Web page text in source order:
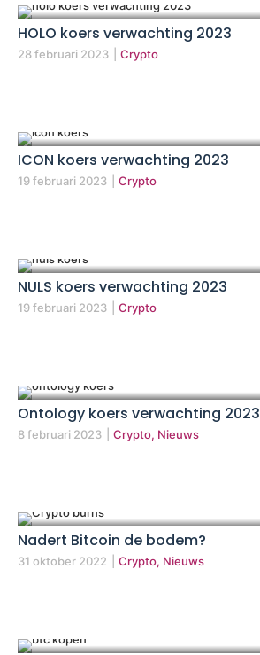
HOLO koers verwachting 2023
28 februari 2023 Crypto
ICON koers verwachting 2023
19 februari 2023 Crypto
NULS koers verwachting 2023
19 februari 2023 Crypto
Ontology koers verwachting 2023
8 februari 2023 Crypto, Nieuws
Nadert Bitcoin de bodem?
31 oktober 2022 Crypto, Nieuws